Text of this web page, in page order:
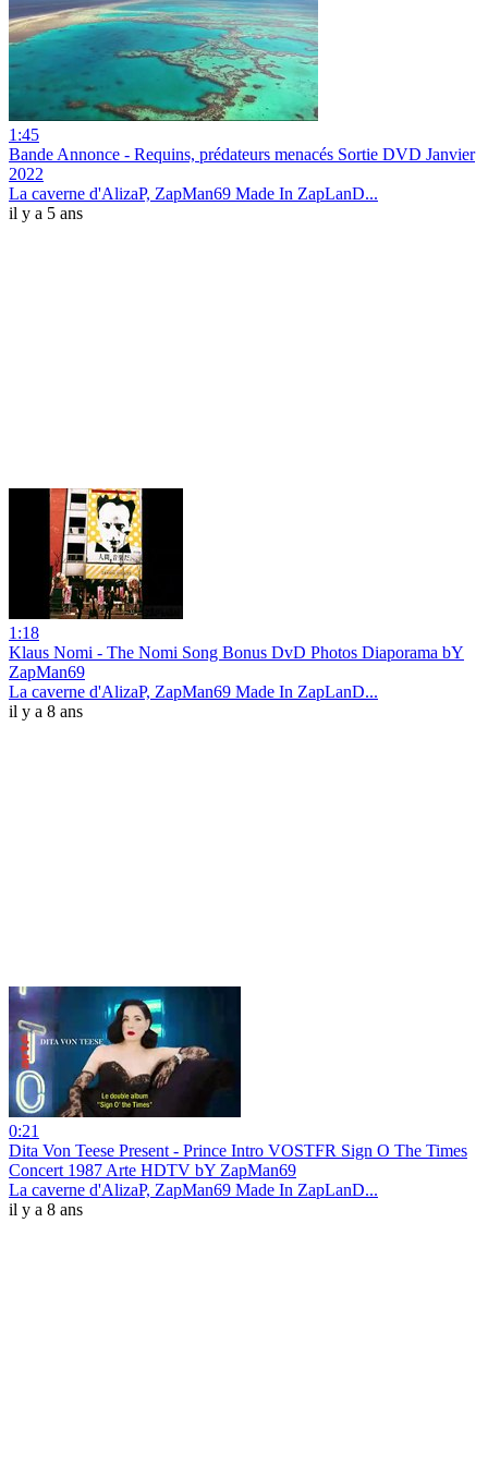
1:45
Bande Annonce - Requins, prédateurs menacés Sortie DVD Janvier
2022
La caverne d'AlizaP, ZapMan69 Made In ZapLanD...
il y a 5 ans
1:18
Klaus Nomi - The Nomi Song Bonus DvD Photos Diaporama bY
ZapMan69
La caverne d'AlizaP, ZapMan69 Made In ZapLanD...
il y a 8 ans
0:21
Dita Von Teese Present - Prince Intro VOSTFR Sign O The Times
Concert 1987 Arte HDTV bY ZapMan69
La caverne d'AlizaP, ZapMan69 Made In ZapLanD...
il y a 8 ans